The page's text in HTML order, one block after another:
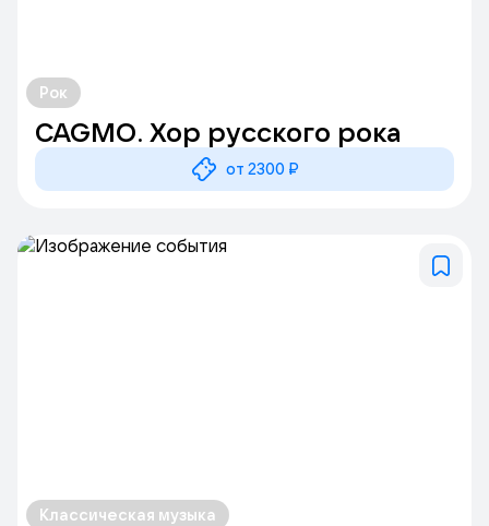
Рок
CAGMO. Хор русского рока
от 2300 ₽
Классическая музыка